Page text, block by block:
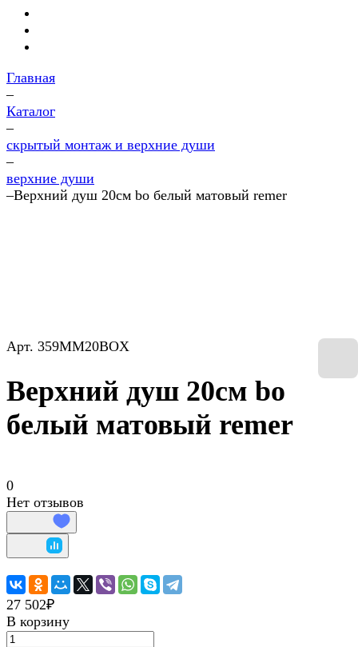
Главная
–
Каталог
–
скрытый монтаж и верхние души
–
верхние души
–Верхний душ 20см bo белый матовый remer
Арт. 359MM20BOX
Верхний душ 20см bo
белый матовый remer
0
Нет отзывов
27 502₽
В корзину